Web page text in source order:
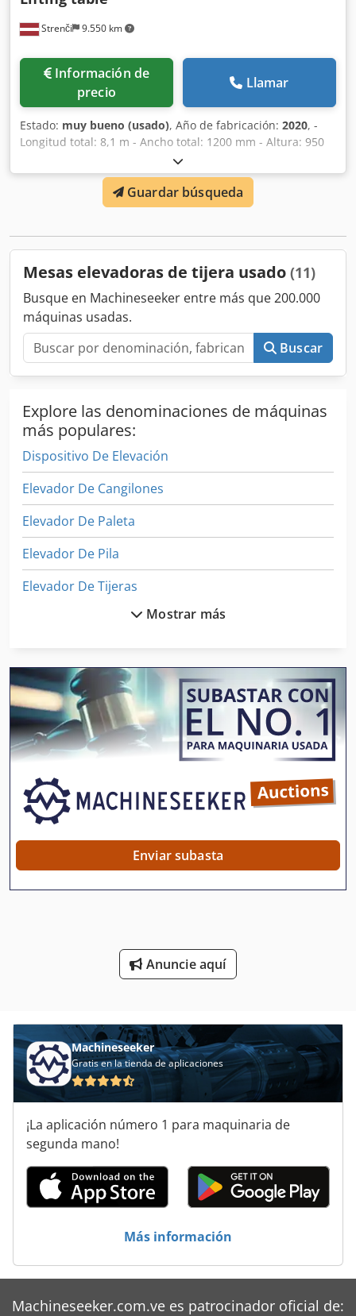
Strenči 9.550 km
Información de
precio
Llamar
Estado: muy bueno (usado), Año de fabricación: 2020, -
Longitud total: 8,1 m - Ancho total: 1200 mm - Altura: 950
mm Cjdpjtddw Aofx Aggerf Elevador hidráulico con
capacidad de elevación de aproximadamente 1 tonelada.
Guardar búsqueda
Mesas elevadoras de tijera usado (11)
Busque en Machineseeker entre más que 200.000
máquinas usadas.
Buscar
Explore las denominaciones de máquinas
más populares:
Dispositivo De Elevación
Elevador De Cangilones
Elevador De Paleta
Elevador De Pila
Elevador De Tijeras
Mesa De Corte
Mesa De Montaje
Mesa De Trabajo
Mesa De Trabajo Móvil
Mesa De Transferencia
Mesa De Ángulo
Mástil De Carretilla Elevadora
Tabla De Elevación
Tabla De Elevación De Plataforma
Tabla De Elevación De Tijera
Tabla De Elevación De Tijera Neumática
Tabla De Elevación Neumática
Tijeras De Elevación Del Coche
Volquete De Elevación
Mostrar más
Enviar subasta
Anuncie aquí
Machineseeker
Gratis en la tienda de aplicaciones
¡La aplicación número 1 para maquinaria de
segunda mano!
Más información
Machineseeker.com.ve es patrocinador oficial de: